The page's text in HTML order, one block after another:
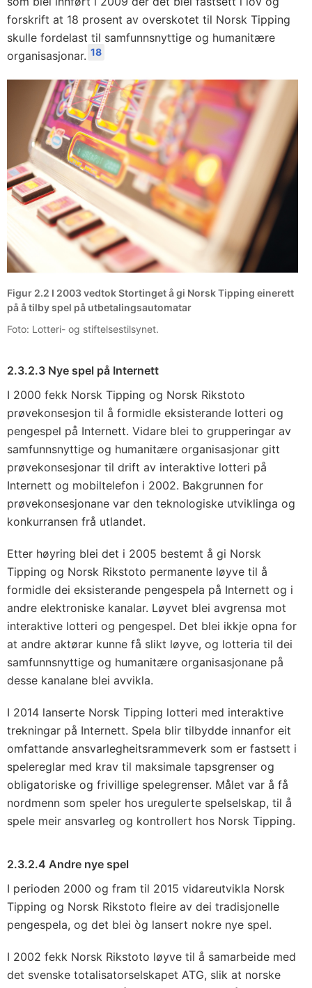
forskrift at 18 prosent av overskotet til Norsk Tipping
skulle fordelast til samfunnsnyttige og humanitære
organisasjonar. 18
Figur 2.2 I 2003 vedtok Stortinget å gi Norsk Tipping einerett
på å tilby spel på utbetalingsautomatar
Foto: Lotteri- og stiftelsestilsynet.
2.3.2.3 Nye spel på Internett
I 2000 fekk Norsk Tipping og Norsk Rikstoto
prøvekonsesjon til å formidle eksisterande lotteri og
pengespel på Internett. Vidare blei to grupperingar av
samfunnsnyttige og humanitære organisasjonar gitt
prøvekonsesjonar til drift av interaktive lotteri på
Internett og mobiltelefon i 2002. Bakgrunnen for
prøvekonsesjonane var den teknologiske utviklinga og
konkurransen frå utlandet.
Etter høyring blei det i 2005 bestemt å gi Norsk
Tipping og Norsk Rikstoto permanente løyve til å
formidle dei eksisterande pengespela på Internett og i
andre elektroniske kanalar. Løyvet blei avgrensa mot
interaktive lotteri og pengespel. Det blei ikkje opna for
at andre aktørar kunne få slikt løyve, og lotteria til dei
samfunnsnyttige og humanitære organisasjonane på
desse kanalane blei avvikla.
I 2014 lanserte Norsk Tipping lotteri med interaktive
trekningar på Internett. Spela blir tilbydde innanfor eit
omfattande ansvarlegheitsrammeverk som er fastsett i
spelereglar med krav til maksimale tapsgrenser og
obligatoriske og frivillige spelegrenser. Målet var å få
nordmenn som speler hos uregulerte spelselskap, til å
spele meir ansvarleg og kontrollert hos Norsk Tipping.
2.3.2.4 Andre nye spel
I perioden 2000 og fram til 2015 vidareutvikla Norsk
Tipping og Norsk Rikstoto fleire av dei tradisjonelle
pengespela, og det blei òg lansert nokre nye spel.
I 2002 fekk Norsk Rikstoto løyve til å samarbeide med
det svenske totalisatorselskapet ATG, slik at norske